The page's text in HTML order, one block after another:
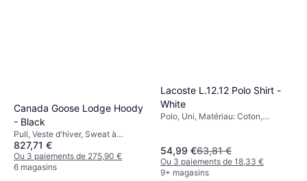
Canada Goose Lodge Hoody
- Black
Pull, Veste d'hiver, Sweat à
capuche, Uni, Matériau: Nylon,
Capuche, Coupe-vent, Poches,
Rembourré, Poche Intérieure,
827,71 €
Ou 3 paiements de 275,90 €
6 magasins
Lacoste L.12.12 Polo Shirt -
White
Polo, Uni, Matériau: Coton,
54,99 €63,81 €
Ou 3 paiements de 18,33 €
9+ magasins